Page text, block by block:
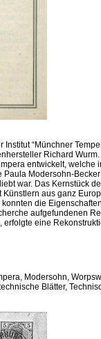
“Münchner
Richard
entwickelt, welche
Modersohn-
war. Das Kernstück
aus ganz
die
aufgefundenen
eine
Modersohn,
Blätter,